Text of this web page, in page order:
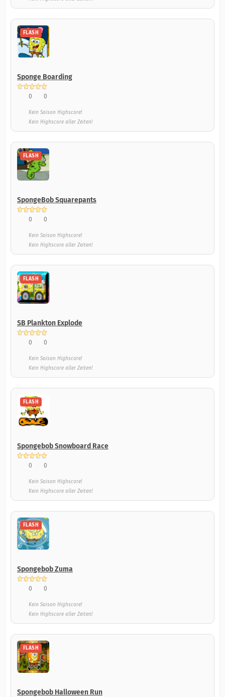
FLASH
Sponge Boarding
0 0
Kein Saison Highscore!
Kein Highscore aller Zeiten!
FLASH
SpongeBob Squarepants
0 0
Kein Saison Highscore!
Kein Highscore aller Zeiten!
FLASH
SB Plankton Explode
0 0
Kein Saison Highscore!
Kein Highscore aller Zeiten!
FLASH
Spongebob Snowboard Race
0 0
Kein Saison Highscore!
Kein Highscore aller Zeiten!
FLASH
Spongebob Zuma
0 0
Kein Saison Highscore!
Kein Highscore aller Zeiten!
FLASH
Spongebob Halloween Run